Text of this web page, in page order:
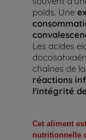
poids. Une
Les acides
chaînes de
réactions
l'intégrité
Cet aliment
nutritionnelle